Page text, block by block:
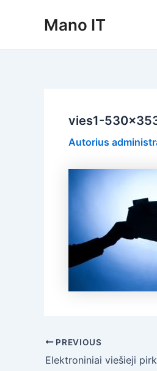
Mano IT
vies1-
Autorius
Post
navigation
PREVIOUS
Elektroniniai viešieji